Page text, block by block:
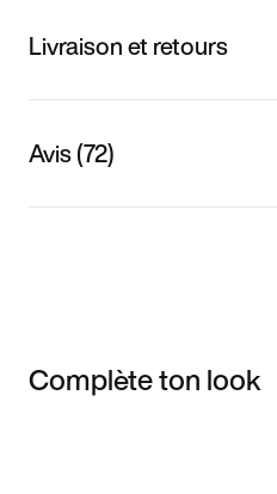
Livraison et retours
Avis (72)
Complète ton look